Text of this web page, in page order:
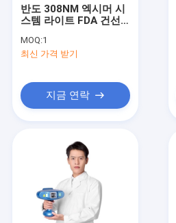
반도 308NM 엑시머 시
스템 라이트 FDA 건선
MOQ:1
최신 가격 받기
지금 연락